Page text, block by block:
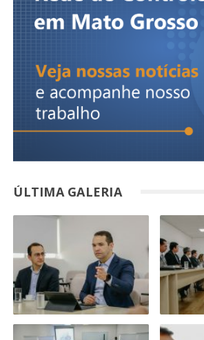
ÚLTIMA GALERIA